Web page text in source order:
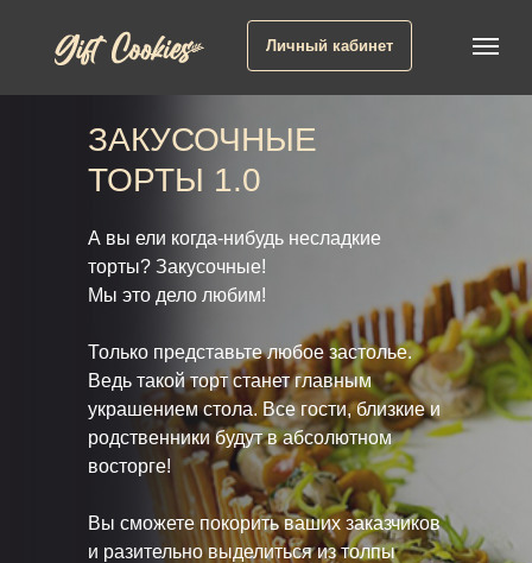
Личный кабинет
ЗАКУСОЧНЫЕ
ТОРТЫ 1.0
А вы ели когда-нибудь несладкие
торты? Закусочные!
Мы это дело любим!
Только представьте любое застолье.
Ведь такой торт станет главным
украшением стола. Все гости, близкие и
родственники будут в абсолютном
восторге!
Вы сможете покорить ваших заказчиков
и разительно выделиться из толпы